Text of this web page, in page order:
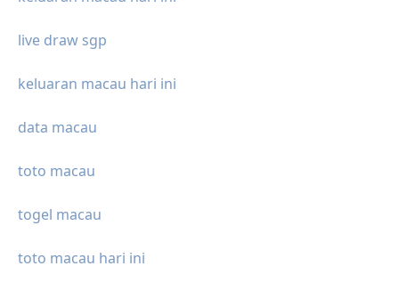
live draw sgp
keluaran macau hari ini
data macau
toto macau
togel macau
toto macau hari ini